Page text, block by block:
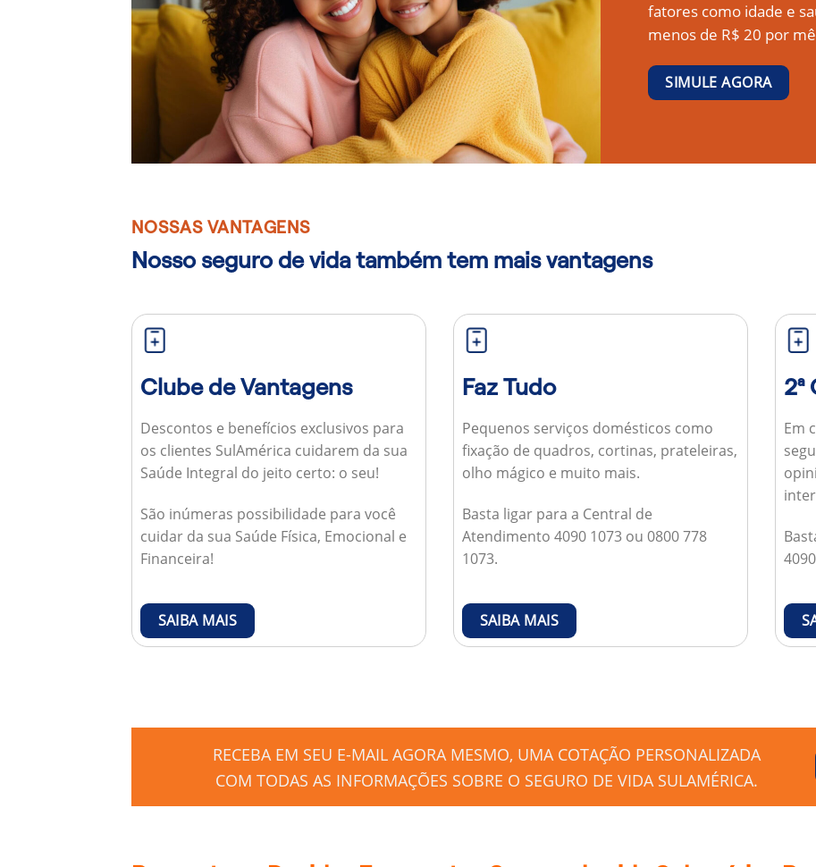
fatores como idade e
menos de R$ 20 por
SIMULE AGORA
NOSSAS VANTAGENS
Nosso seguro de vida também tem mais vantagens
Clube de Vantagens
Descontos e benefícios exclusivos para
os clientes SulAmérica cuidarem da sua
Saúde Integral do jeito certo: o seu!
São inúmeras possibilidade para você
cuidar da sua Saúde Física, Emocional e
Financeira!
SAIBA MAIS
Faz Tudo
Pequenos serviços domésticos como
fixação de quadros, cortinas, prateleiras,
olho mágico e muito mais.
Basta ligar para a Central de
Atendimento 4090 1073 ou 0800 778
1073.
SAIBA MAIS
2ª
Em
RECEBA EM SEU E-MAIL AGORA MESMO, UMA COTAÇÃO PERSONALIZADA
COM TODAS AS INFORMAÇÕES SOBRE O SEGURO DE VIDA SULAMÉRICA.